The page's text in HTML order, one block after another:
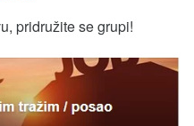
pridružite se grupi!